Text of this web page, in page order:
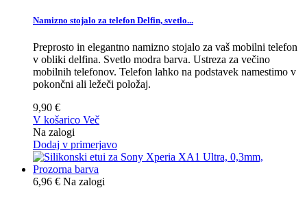
Namizno stojalo za telefon Delfin, svetlo...
Preprosto in elegantno namizno stojalo za vaš mobilni telefon
v obliki delfina. Svetlo modra barva. Ustreza za večino
mobilnih telefonov. Telefon lahko na podstavek namestimo v
pokončni ali ležeči položaj.
9,90 €
V košarico Več
Na zalogi
Dodaj v primerjavo
6,96 € Na zalogi